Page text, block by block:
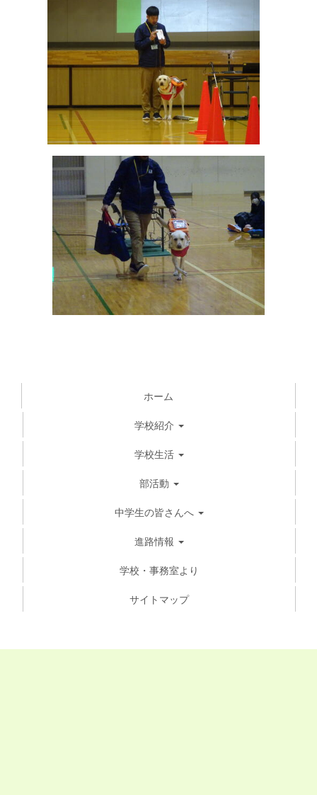
ホーム
学校紹介
学校生活
部活動
中学生の皆さんへ
進路情報
学校・事務室より
サイトマップ